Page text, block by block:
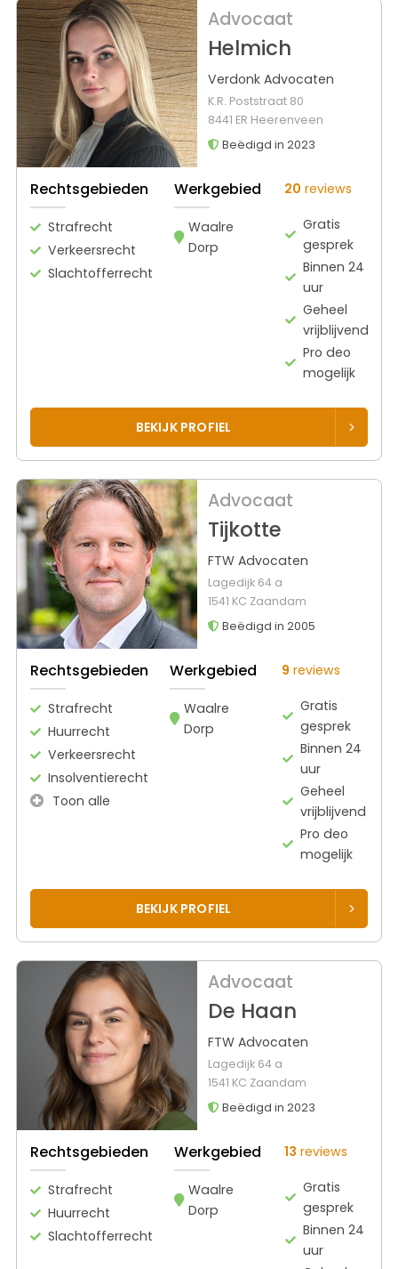
Advocaat
Helmich
Verdonk Advocaten
K.R. Poststraat 80
8441 ER Heerenveen
Beëdigd in 2023
Rechtsgebieden
Strafrecht
Verkeersrecht
Slachtofferrecht
Werkgebied
Waalre
Dorp
20 reviews
Gratis
gesprek
Binnen 24
uur
Geheel
vrijblijvend
Pro deo
mogelijk
BEKIJK PROFIEL
Advocaat
Tijkotte
FTW Advocaten
Lagedijk 64 a
1541 KC Zaandam
Beëdigd in 2005
Rechtsgebieden
Strafrecht
Huurrecht
Verkeersrecht
Insolventierecht
Toon alle
Werkgebied
Waalre
Dorp
9 reviews
Gratis
gesprek
Binnen 24
uur
Geheel
vrijblijvend
Pro deo
mogelijk
BEKIJK PROFIEL
Advocaat
De Haan
FTW Advocaten
Lagedijk 64 a
1541 KC Zaandam
Beëdigd in 2023
Rechtsgebieden
Strafrecht
Huurrecht
Slachtofferrecht
Werkgebied
Waalre
Dorp
13 reviews
Gratis
gesprek
Binnen 24
uur